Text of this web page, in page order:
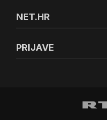
NET.HR
PRIJAVE